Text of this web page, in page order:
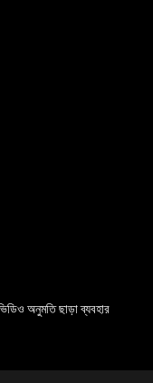
অনুমতি ছাড়া ব্যবহার